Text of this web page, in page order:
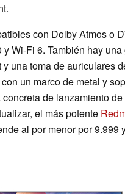
con Dolby Atmos o
Wi-Fi 6. También hay una
una toma de auriculares
un marco de metal y
de lanzamiento
el más potente
al por menor por 9.999